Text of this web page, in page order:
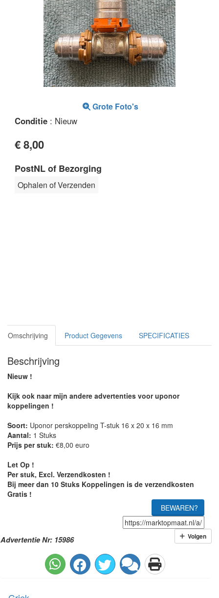
Grote Foto's
Conditie : Nieuw
€ 8,00
PostNL of Bezorging
Ophalen of Verzenden
Omschrijving Product Gegevens SPECIFICATIES
Beschrijving
Nieuw !
Kijk ook naar mijn andere advertenties voor uponor
koppelingen !
Soort: Uponor perskoppeling T-stuk 16 x 20 x 16 mm
Aantal: 1 Stuks
Prijs per stuk: €8,00 euro
Let Op !
Per stuk, Excl. Verzendkosten !
Bij meer dan 10 Stuks Koppelingen is de verzendkosten
Gratis !
BEWAREN?
Advertentie Nr: 15986 Volgen